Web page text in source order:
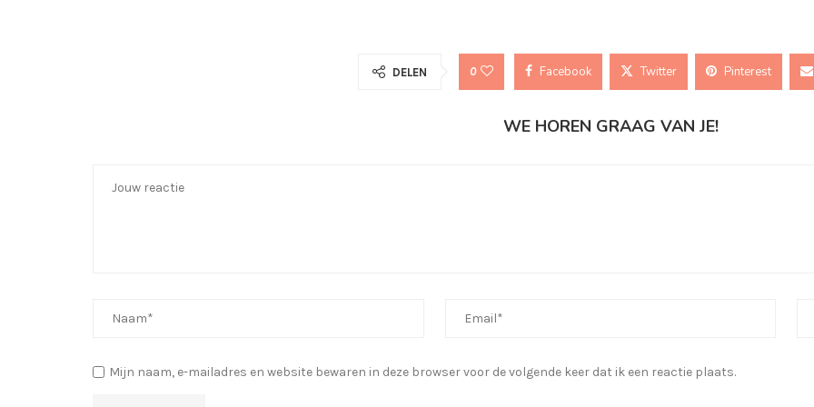
DELEN 0 Facebook Twitter Pinterest
WE HOREN GRAAG VAN JE!
Mijn naam, e-mailadres en website bewaren in deze browser voor de volgende keer dat ik een reactie plaats.